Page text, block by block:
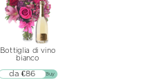
Bottiglia di vino
bianco
▷▷ Buy
da €86